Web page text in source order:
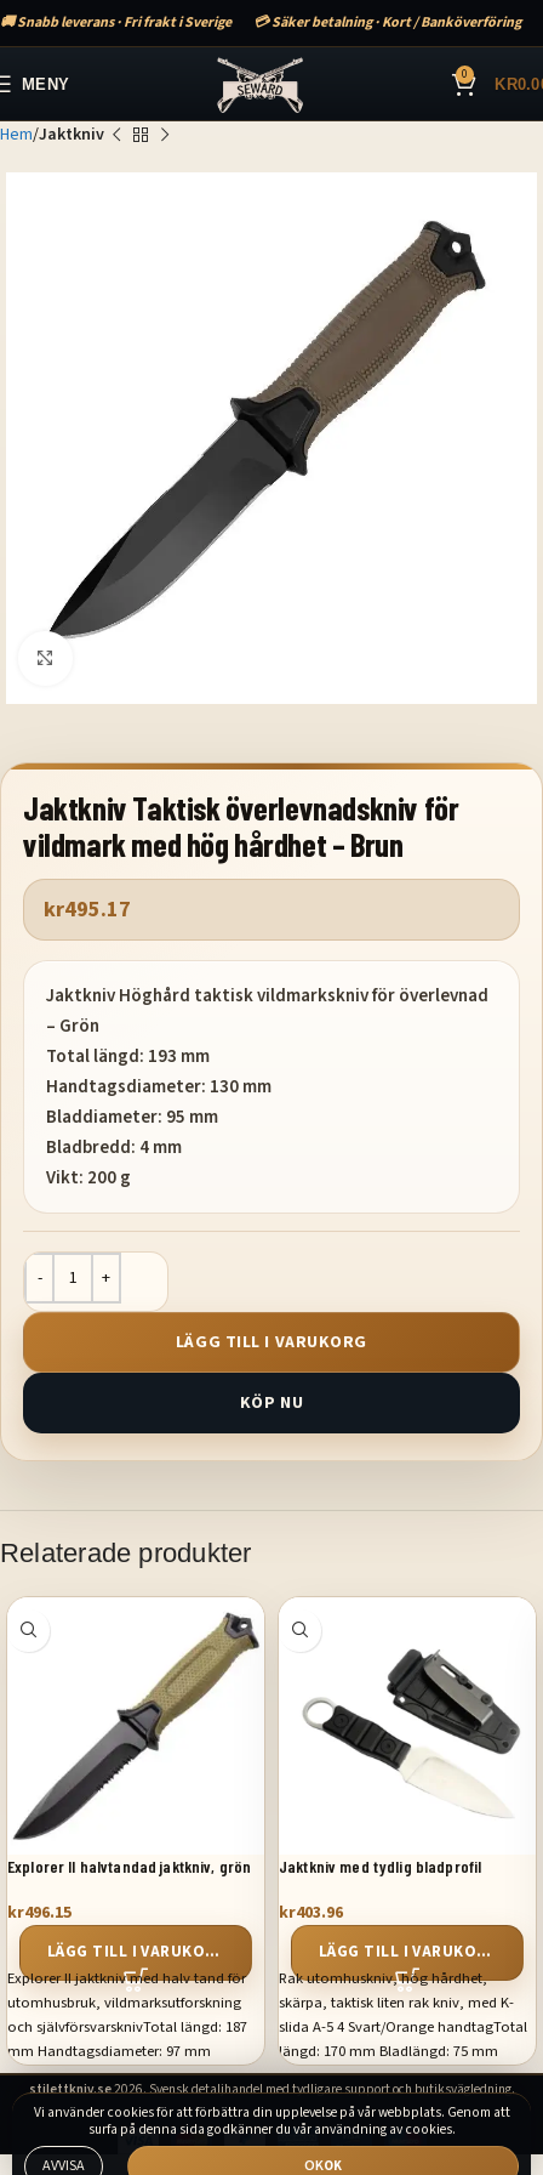
🚚 Snabb leverans · Fri frakt i Sverige 💳 Säker betalning · Kort / Banköverföring
MENY 0 KR
Hem Jaktkniv
Jaktkniv Taktisk överlevnadskniv för
vildmark med hög hårdhet – Brun
kr495.17
Jaktkniv Höghård taktisk vildmarkskniv för överlevnad
– Grön
Total längd: 193 mm
Handtagsdiameter: 130 mm
Bladdiameter: 95 mm
Bladbredd: 4 mm
Vikt: 200 g
LÄGG TILL I VARUKORG
KÖP NU
Relaterade produkter
Explorer II halvtandad jaktkniv, grön
kr496.15
LÄGG TILL I VARUKORG
Explorer II jaktkniv med halv tand för
utomhusbruk, vildmarksutforskning
och självförsvarsknivTotal längd: 187
mm Handtagsdiameter: 97 mm
Bladdiameter: 77 mm Material: 440
rostfritt stål + nylon, glasfiber +
gummiHandle diameter: 97mm Blade
diameter: 77mm Material: 440 stainless
Jaktkniv med tydlig bladprofil
kr403.96
LÄGG TILL I VARUKORG
Rak utomhuskniv, hög hårdhet,
skärpa, taktisk liten rak kniv, med K-
slida A-5 4 Svart/Orange handtagTotal
längd: 170 mm Bladlängd: 75 mm
Handtagslängd: 95 mm Vikt: cirka 130
g Material: rostfritt stål + ABS
stilettkniv.se2026. Svensk detaljhandel med tydligare support och butiksvägledning.
Vi använder cookies för att förbättra din upplevelse på vår webbplats. Genom att
surfa på denna sida godkänner du vår användning av cookies.
AVVISA
OK